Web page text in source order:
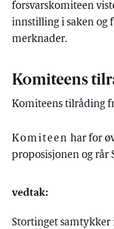
forsvarskomiteen
innstilling i saken og
merknader.
Komiteens
Komiteens tilråding
Komiteen har for
proposisjonen og rår
vedtak:
Stortinget samtykker